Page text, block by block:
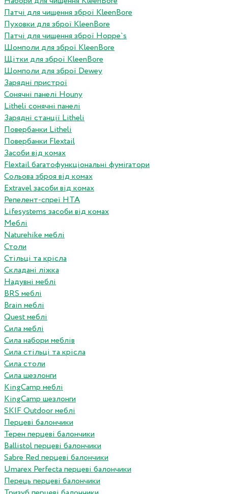
Патчі для чищення зброї KleenBore
Пуховки для зброї KleenBore
Патчі для чищення зброї Hoppe`s
Шомполи для зброї KleenBore
Щітки для зброї KleenBore
Шомполи для зброї Dewey
Зарядні пристрої
Сонячні панелі Houny
Litheli сонячні панелі
Зарядні станції Litheli
Повербанки Litheli
Повербанки Flextail
Засоби від комах
Flextail багатофункціональні фумігатори
Сольова зброя від комах
Extravel засоби від комах
Репелент-спреї HTA
Lifesystems засоби від комах
Меблі
Naturehike меблі
Столи
Стільці та крісла
Складані ліжка
Надувні меблі
BRS меблі
Brain меблі
Quest меблі
Сила меблі
Сила набори меблів
Сила стільці та крісла
Сила столи
Сила шезлонги
KingCamp меблі
KingCamp шезлонги
SKIF Outdoor меблі
Перцеві балончики
Терен перцеві балончики
Ballistol перцеві балончики
Sabre Red перцеві балончики
Umarex Perfecta перцеві балончики
Перець перцеві балончики